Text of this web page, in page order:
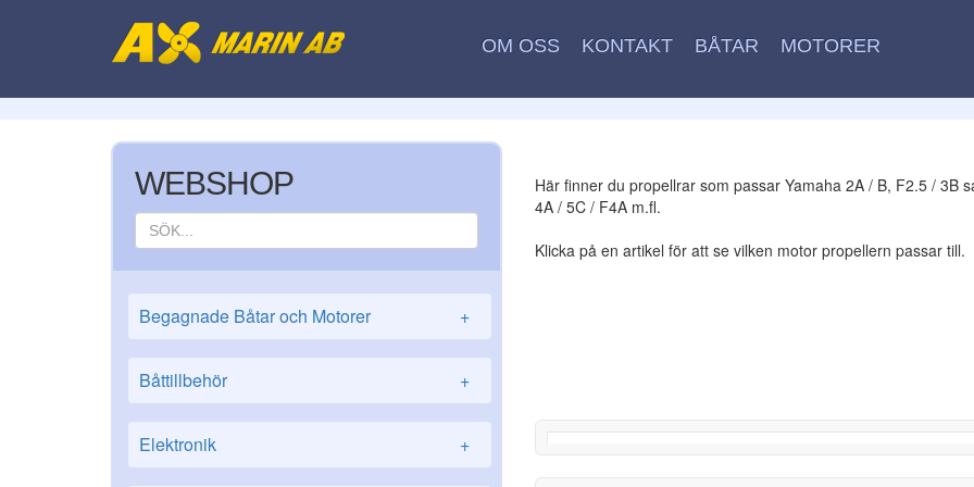
OM OSS KONTAKT BÅTAR MOTORER
WEBSHOP
Begagnade Båtar och Motorer +
Båttillbehör +
Elektronik +
Här finner du propellrar som passar Yamaha 2A / B, F2.5 / 3B
4A / 5C / F4A m.fl.
Klicka på en artikel för att se vilken motor propellern passar till.